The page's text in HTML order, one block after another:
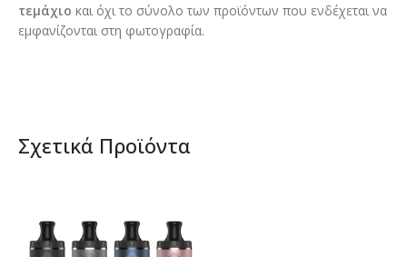
τεμάχιο και όχι το σύνολο των προϊόντων που ενδέχεται να
εμφανίζονται στη φωτογραφία.
Σχετικά Προϊόντα